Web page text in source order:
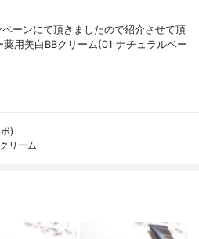
ーンにて頂きましたので紹介させて頂
用美白BBクリーム(01 ナチュラルベー
)
リーム